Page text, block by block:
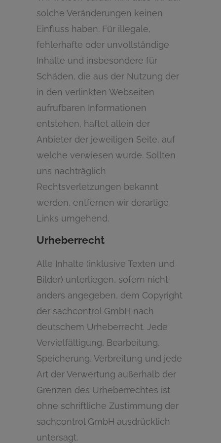
solche Veränderungen keinen
Einfluss haben. Für illegale,
fehlerhafte oder unvollständige
Inhalte und insbesondere für
Schäden, die aus der Nutzung der
in den verlinkten Webseiten
aufrufbaren Informationen
entstehen, haftet allein der
Anbieter der jeweiligen Seite, auf
welche verwiesen wurde. Sollten
uns nachträglich
Rechtsverletzungen bekannt
werden, entfernen wir derartige
Links umgehend.
Urheberrecht
Alle Inhalte (inklusive Texten und
Bilder) unterliegen, sofern nicht
anders angegeben, dem Copyright
der sachcontrol GmbH nach
deutschem Urheberrecht. Jede
Vervielfältigung, Bearbeitung,
Speicherung, Verbreitung und jede
Art der Verwertung außerhalb der
Grenzen des Urheberrechtes ist
ohne schriftliche Zustimmung der
sachcontrol GmbH ausdrücklich
untersagt.